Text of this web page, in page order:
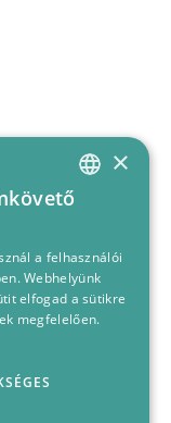
HUNGARIAN
×
a felhasználói
Webhelyünk
elfogad a sütikre
megfelelően.